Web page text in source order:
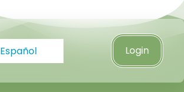
Español
Čeština
Login